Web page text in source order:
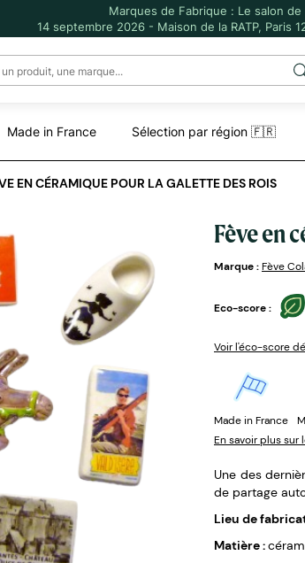
Marques de Fabrique : Le salon de
14 septembre 2026 - Maison de la RATP, Paris
Made in France Sélection par région 🇫🇷
EN CÉRAMIQUE POUR LA GALETTE DES ROIS
Fève en
Marque :Fève
Eco-score :
Voir l'éco-score
Made in France
En savoir plus sur
Une des
de partage
Lieu de
Matière :